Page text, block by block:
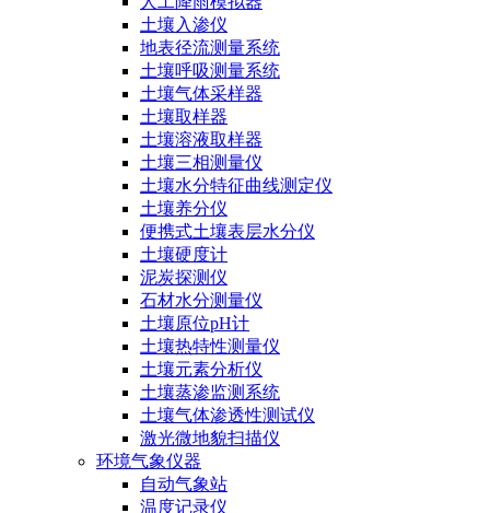
土壤入渗仪
地表径流测量系统
土壤呼吸测量系统
土壤气体采样器
土壤取样器
土壤溶液取样器
土壤三相测量仪
土壤水分特征曲线测定仪
土壤养分仪
便携式土壤表层水分仪
土壤硬度计
泥炭探测仪
石材水分测量仪
土壤原位pH计
土壤热特性测量仪
土壤元素分析仪
土壤蒸渗监测系统
土壤气体渗透性测试仪
激光微地貌扫描仪
环境气象仪器
自动气象站
温度记录仪